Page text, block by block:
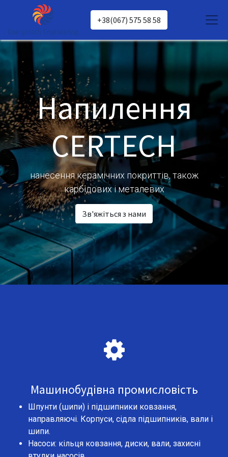
+38(067) 575 58 58
Напилення
CERTECH
нанесення керамічних покриттів, також
карбідових і металевих
Зв'яжіться з нами
Машинобудівна промисловість
Шпунти (шипи) і підшипники ковзання,
направляючі. Корпуси, сідла підшипників, вали і
шипи.
Насоси: кільця ковзання, диски, вали, захисні